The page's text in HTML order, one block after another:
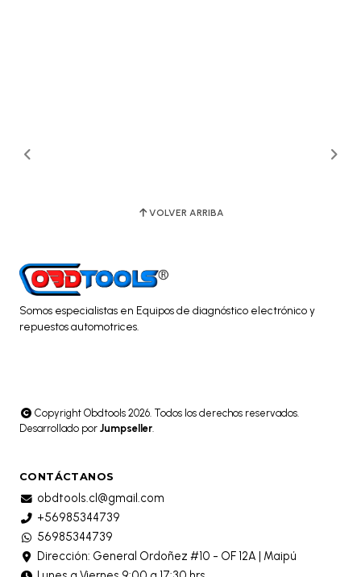
VOLVER ARRIBA
Somos especialistas en Equipos de diagnóstico electrónico y
repuestos automotrices.
Copyright Obdtools 2026. Todos los derechos reservados.
Desarrollado por Jumpseller
CONTÁCTANOS
obdtools.cl@gmail.com
+56985344739
56985344739
Dirección: General Ordoñez #10 - OF 12A | Maipú